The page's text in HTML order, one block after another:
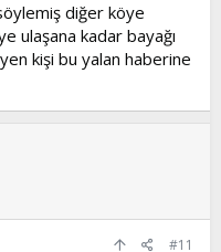
diğer köye
ulaşana kadar bayağı
kişi bu yalan haberine
#11